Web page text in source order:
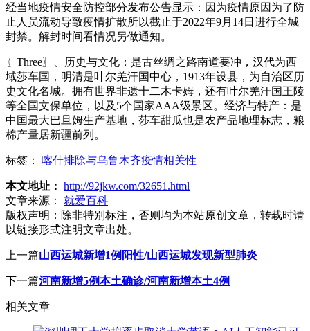
经当地疫情安全防控部分发布公告显示：因为疫情原因为了防
止人员流动导致疫情扩散所以截止于2022年9月14日进行全城
封禁。解封时间看情况另做通知。
〖Three〗、历史与文化：是古丝绸之路南道要冲，汉代为西
域莎车国，明清是叶尔羌汗国中心，1913年设县，为自治区历
史文化名城。拥有世界非遗十二木卡姆，还有叶尔羌汗国王陵
等全国文保单位，以及5个国家AAA级景区。经济与特产：是
中国最大巴旦姆生产基地，莎车甜瓜也是农产品地理标志，粮
棉产量居新疆前列。
标签： 喀什排除与乌鲁木齐疫情相关性
本文地址： http://92jkw.com/32651.html
文章来源：
就爱百科
版权声明： 除非特别标注，否则均为本站原创文章，转载时请
以链接形式注明文章出处。
上一篇山西运城新增1例阳性/山西运城发现新型肺炎
下一篇河南新增5例本土确诊/河南新增本土4例
相关文章